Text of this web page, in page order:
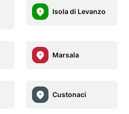
Isola di Levanzo
Marsala
Custonaci